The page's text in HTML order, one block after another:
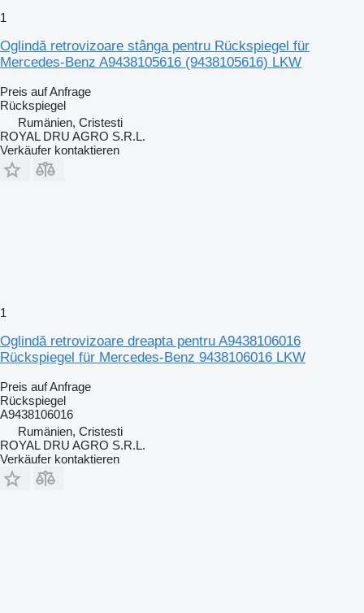
1
Oglindă retrovizoare stânga pentru Rückspiegel für
Mercedes-Benz A9438105616 (9438105616) LKW
Preis auf Anfrage
Rückspiegel
Rumänien, Cristesti
ROYAL DRU AGRO S.R.L.
Verkäufer kontaktieren
1
Oglindă retrovizoare dreapta pentru A9438106016
Rückspiegel für Mercedes-Benz 9438106016 LKW
Preis auf Anfrage
Rückspiegel
A9438106016
Rumänien, Cristesti
ROYAL DRU AGRO S.R.L.
Verkäufer kontaktieren